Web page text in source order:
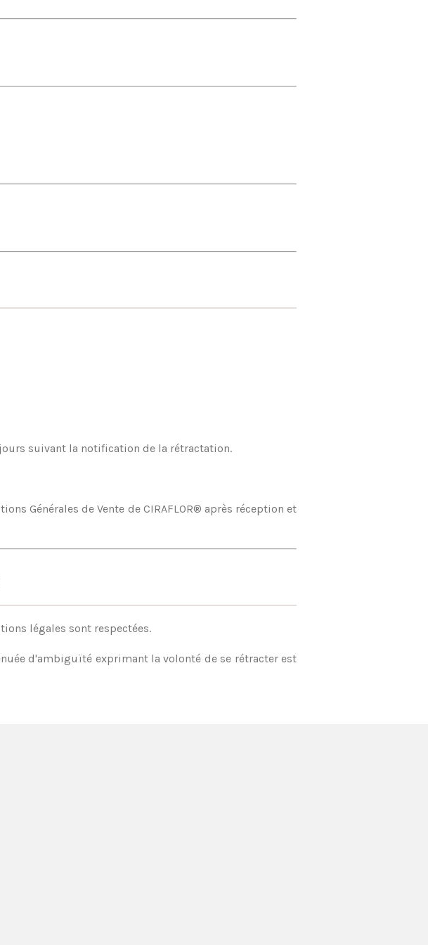
suivant la notification de la rétractation.
Générales de Vente de CIRAFLOR® après réception et
légales sont respectées.
d'ambiguïté exprimant la volonté de se rétracter est